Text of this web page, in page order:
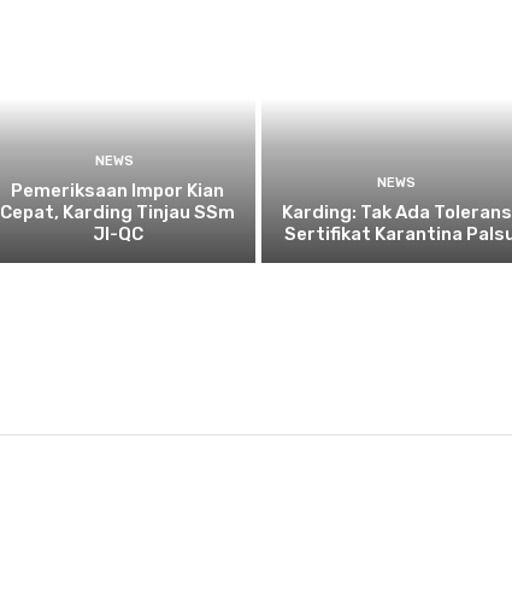
NEWS
Pemeriksaan Impor Kian
Cepat, Karding Tinjau SSm
JI-QC
NEWS
Karding: Tak Ada
Sertifikat Karantina